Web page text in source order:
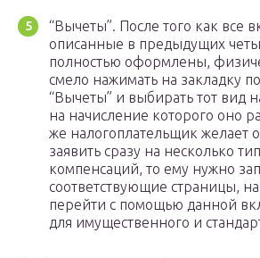
“Вычеты”. После того как все
описанные в предыдущих
полностью оформлены,
смело нажимать на закладку
“Вычеты” и выбирать тот вид
на начисление которого оно
же налогоплательщик желает
заявить сразу на несколько
компенсаций, то ему нужно
соответствующие страницы,
перейти с помощью данной
для имущественного и